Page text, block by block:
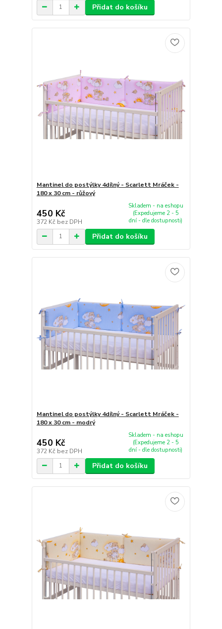
Přidat do košíku
Mantinel do postýlky 4dílný - Scarlett Mráček -
180 x 30 cm - růžový
450 Kč
372 Kč bez DPH
Skladem - na eshopu
(Expedujeme 2 - 5
dní - dle dostupnosti)
Přidat do košíku
Mantinel do postýlky 4dílný - Scarlett Mráček -
180 x 30 cm - modrý
450 Kč
372 Kč bez DPH
Skladem - na eshopu
(Expedujeme 2 - 5
dní - dle dostupnosti)
Přidat do košíku